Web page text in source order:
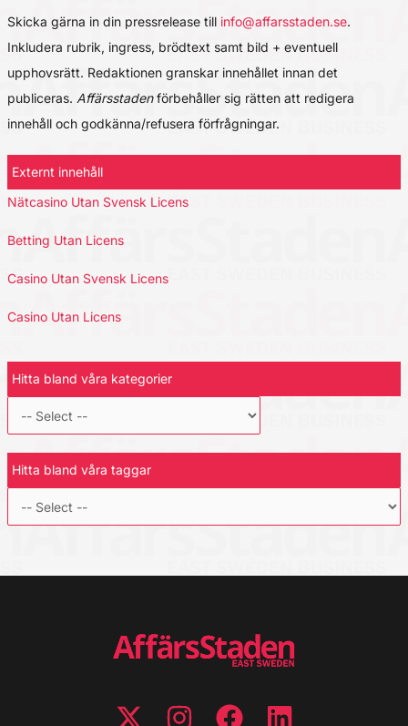
Skicka gärna in din pressrelease till info@affarsstaden.se.
Inkludera rubrik, ingress, brödtext samt bild + eventuell
upphovsrätt. Redaktionen granskar innehållet innan det
publiceras. Affärsstadenförbehåller sig rätten att redigera
innehåll och godkänna/refusera förfrågningar.
Externt innehåll
Nätcasino Utan Svensk Licens
Betting Utan Licens
Casino Utan Svensk Licens
Casino Utan Licens
Hitta bland våra kategorier
Hitta bland våra taggar